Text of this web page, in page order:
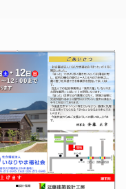
ーツ交流会が
開催された。
障害の有無に
かかわらず軽
スポーツを通
じて交流する
ことを目的と